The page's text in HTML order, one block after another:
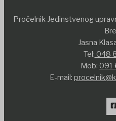
Pročelnik Jedinstvenog
Jasna
Tel: 048
Mob: 091
E-mail: